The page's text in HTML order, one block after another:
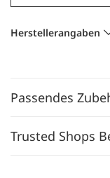
Herstellerangaben
Passendes
Trusted Shops